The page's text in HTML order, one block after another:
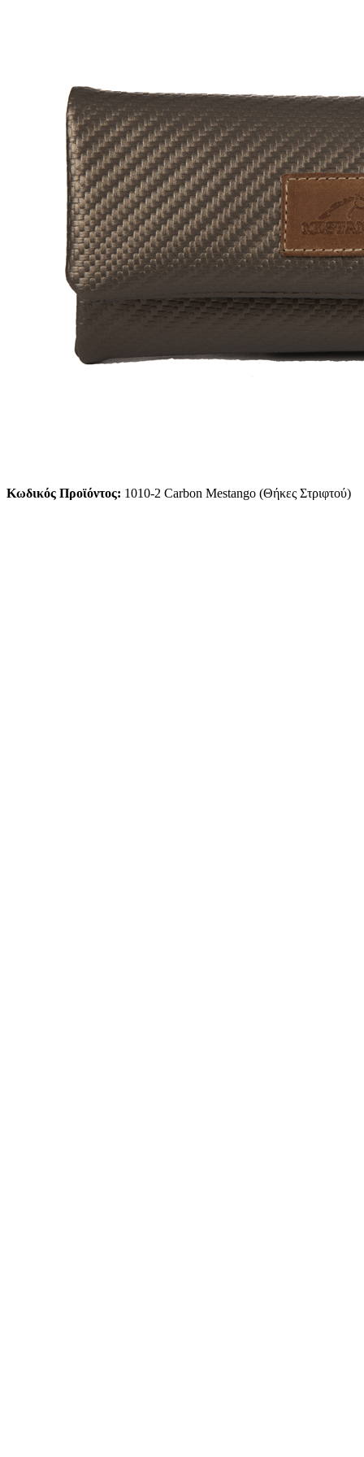
Κωδικός Προϊόντος: 1010-2 Carbon Mestango (Θήκες Στριφτού)